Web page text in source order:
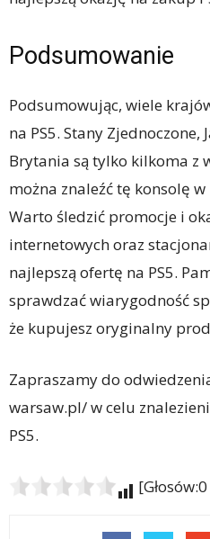
Podsumowanie
Podsumowując, wiele
na PS5. Stany
Brytania są tylko kilkoma z
można znaleźć tę konsolę
Warto śledzić promocje i
internetowych oraz
najlepszą ofertę na PS5.
sprawdzać wiarygodność
że kupujesz oryginalny
Zapraszamy do
warsaw.pl/ w celu
PS5.